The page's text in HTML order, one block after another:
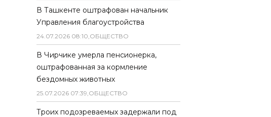
В Ташкенте оштрафован начальник
Управления благоустройства
24.07.2026 08:10,ОБЩЕСТВО
В Чирчике умерла пенсионерка,
оштрафованная за кормление
бездомных животных
25.07.2026 07:39,ОБЩЕСТВО
Троих подозреваемых задержали под